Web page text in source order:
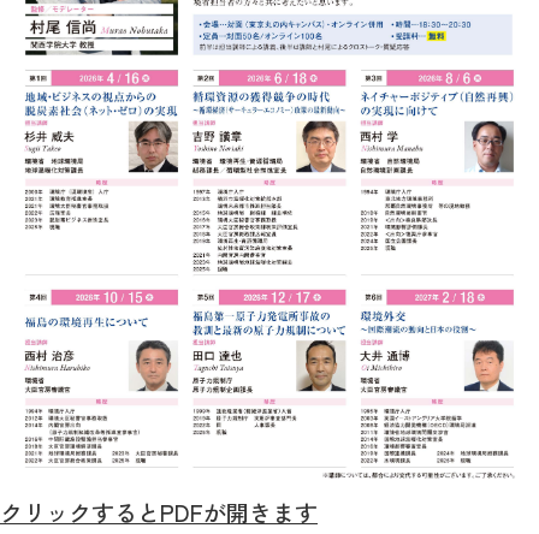
クリックするとPDFが開きます